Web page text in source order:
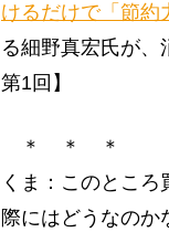
けるだけで「節約
る細野真宏氏が、
第1回】
＊ ＊ ＊
くま：このとこ
際にはどうなのか